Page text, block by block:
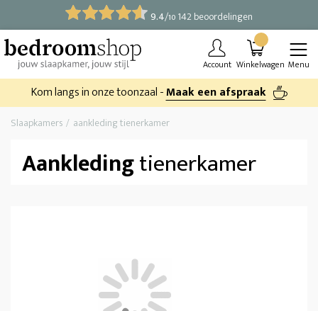
9.4/10 142 beoordelingen
Account Winkelwagen Menu
Kom langs in onze toonzaal -Maak een afspraak
Slaapkamers aankleding tienerkamer
Aankledingtienerkamer